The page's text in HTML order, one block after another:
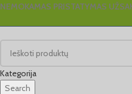
NEMOKAMAS PRISTATYMAS
Kategorija
Search